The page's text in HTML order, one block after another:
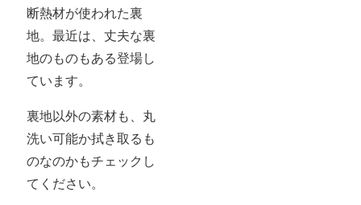
断熱材が使われた裏
地。最近は、丈夫な裏
地のものもある登場し
ています。
裏地以外の素材も、丸
洗い可能か拭き取るも
のなのかもチェックし
てください。